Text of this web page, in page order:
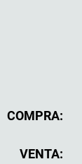
COMPRA:
VENTA: